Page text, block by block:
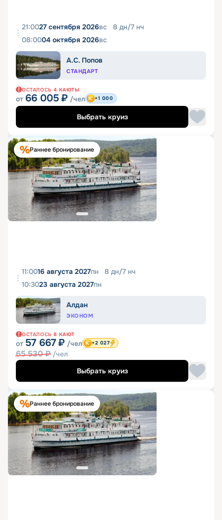
21:0027 сентября 2026вс 8 дн/7 нч
08:0004 октября 2026вс
А.С. Попов
СТАНДАРТ
ОСТАЛОСЬ 4 КАЮТЫ
от 66 005 ₽ /чел +1 000
Выбрать круиз
Раннее бронирование
11:0016 августа 2027пн 8 дн/7 нч
10:3023 августа 2027пн
Алдан
ЭКОНОМ
ОСТАЛОСЬ 8 КАЮТ
от 57 667 ₽ /чел
65 530₽ /чел
+2 027
Выбрать круиз
Раннее бронирование